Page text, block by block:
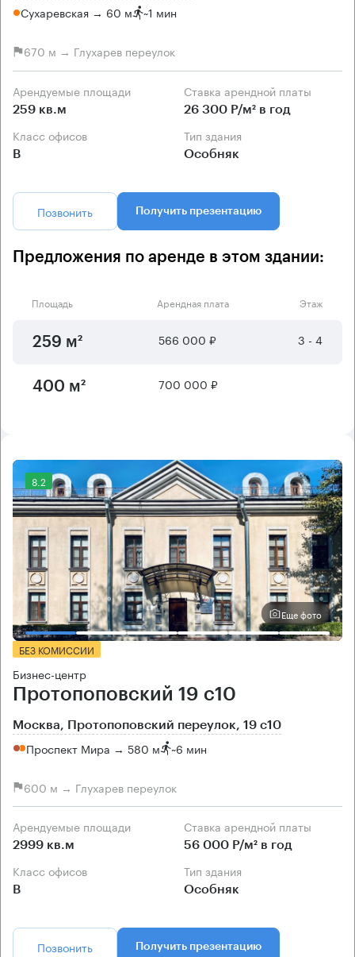
Сухаревская → 60 м ~1 мин
670 м → Глухарев переулок
Арендуемые площади
259 кв.м
Ставка арендной платы
26 300 Р/м² в год
Класс офисов
B
Тип здания
Особняк
Позвонить Получить презентацию
Предложения по аренде в этом здании:
Площадь Арендная плата Этаж
259 м² 566 000 ₽ 3 - 4
400 м² 700 000 ₽
8.2
Еще фото
БЕЗ КОМИССИИ
Бизнес-центр
Протопоповский 19 с10
Москва, Протопоповский переулок, 19 с10
Проспект Мира → 580 м ~6 мин
600 м → Глухарев переулок
Арендуемые площади
2999 кв.м
Ставка арендной платы
56 000 Р/м² в год
Класс офисов
B
Тип здания
Особняк
Позвонить Получить презентацию